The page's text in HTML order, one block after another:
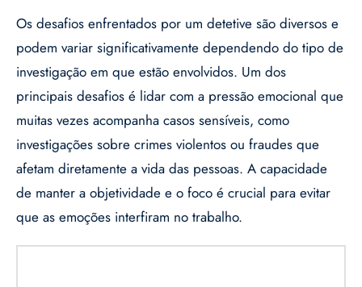
Os desafios enfrentados por um detetive são diversos e
podem variar significativamente dependendo do tipo de
investigação em que estão envolvidos. Um dos
principais desafios é lidar com a pressão emocional que
muitas vezes acompanha casos sensíveis, como
investigações sobre crimes violentos ou fraudes que
afetam diretamente a vida das pessoas. A capacidade
de manter a objetividade e o foco é crucial para evitar
que as emoções interfiram no trabalho.